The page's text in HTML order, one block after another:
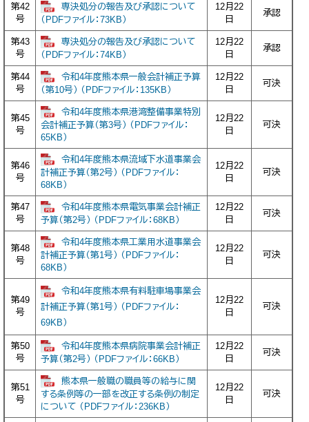
第42
号
専決処分の報告及び承認について
（PDFファイル：73KB）
12月22
日
承認
第43
号
専決処分の報告及び承認について
（PDFファイル：74KB）
12月22
日
承認
第44
号
令和4年度熊本県一般会計補正予算
（第10号） （PDFファイル：135KB）
12月22
日
可決
第45
号
令和4年度熊本県港湾整備事業特別
会計補正予算（第3号） （PDFファイル：
65KB）
12月22
日
可決
第46
号
令和4年度熊本県流域下水道事業会
計補正予算（第2号） （PDFファイル：
68KB）
12月22
日
可決
第47
号
令和4年度熊本県電気事業会計補正
予算（第2号） （PDFファイル：68KB）
12月22
日
可決
第48
号
令和4年度熊本県工業用水道事業会
計補正予算（第1号） （PDFファイル：
68KB）
12月22
日
可決
第49
号
令和4年度熊本県有料駐車場事業会
計補正予算（第1号） （PDFファイル：
69KB）
12月22
日
可決
第50
号
令和4年度熊本県病院事業会計補正
予算（第2号） （PDFファイル：66KB）
12月22
日
可決
第51
号
熊本県一般職の職員等の給与に関
する条例等の一部を改正する条例の制定
について （PDFファイル：236KB）
12月22
日
可決